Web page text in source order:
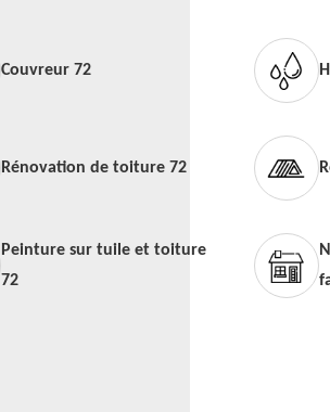
Couvreur 72
Rénovation de toiture 72
Peinture sur tuile et toiture
72